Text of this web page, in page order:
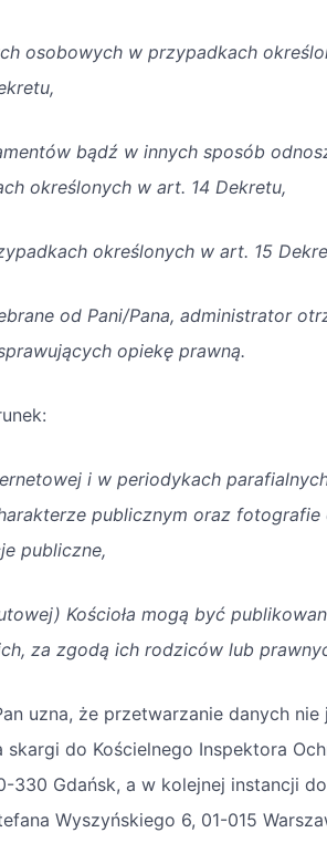
osobowych w przypadkach
bądź w innych sposób
określonych w art. 14 Dekretu,
określonych w art. 15
od Pani/Pana, administrator
opiekę prawną.
i w periodykach
publicznym oraz fotografie
publiczne,
Kościoła mogą być
za zgodą ich rodziców lub
uzna, że przetwarzanie danych
do Kościelnego Inspektora
330 Gdańsk, a w kolejnej instancji
Wyszyńskiego 6, 01-015